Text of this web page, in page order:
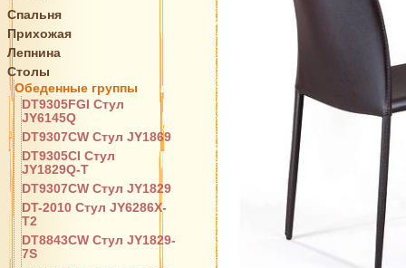
Спальня
Прихожая
Лепнина
Столы
Обеденные группы
DT9305FGI Стул
JY6145Q
DT9307CW Стул JY1869
DT9305CI Стул
JY1829Q-T
DT9307CW Стул JY1829
DT-2010 Стул JY6286X-
T2
DT8843CW Стул JY1829-
7S